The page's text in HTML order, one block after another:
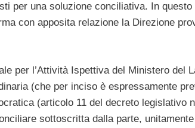
per una soluzione conciliativa. In
con apposita relazione la Direzione
per l’Attività Ispettiva del Ministero del
(che per inciso è espressamente
(articolo 11 del decreto legislativo
sottoscritta dalla parte,